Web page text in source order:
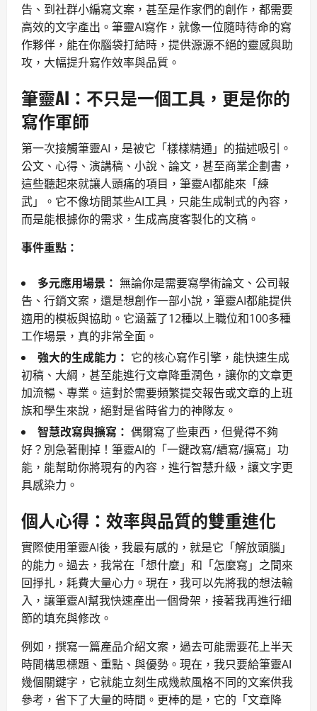
告、到社群小編寫文案，甚至是作家們的創作，都需要
高效的文字產出。筆靈AI寫作，就像一位隨時待命的寫
作夥伴，能在你腦袋打結時，提供源源不絕的靈感與助
攻，大幅提升寫作效率與品質。
筆靈AI：不只是一個工具，更是你的
寫作軍師
第一次接觸筆靈AI，是被它「樣樣精通」的描述吸引。
公文、心得、演講稿、小說、論文，甚至商業企劃書，
這些聽起來就讓人頭痛的項目，筆靈AI都能來「練
武」。它不像坊間某些AI工具，只能生成制式的內容，
而是能根據你的需求，生成高度客製化的文稿。
事件重點：
多元應用場景： 無論你是需要寫學術論文、公司報
告、行銷文案，還是想創作一部小說，筆靈AI都能提供
適用的模板與協助。它涵蓋了12種以上職位和100多種
工作場景，真的非常全面。
強大的生成能力： 它的核心寫作引擎，能快速生成
初稿、大綱，甚至能進行文章降重潤色，讓你的文章更
加流暢、專業。這對於需要頻繁提交報告或文章的上班
族和學生來說，絕對是省時省力的神隊友。
智慧改寫與擴寫： 偶爾寫了些東西，但覺得不夠
好？別急著刪掉！筆靈AI的「一鍵改寫/續寫/擴寫」功
能，能幫助你將現有的內容，進行智慧升級，讓文字更
具感染力。
個人心得：效率與品質的雙重進化
實際使用筆靈AI後，我最有感的，就是它「解放頭腦」
的能力。過去，我常在「想什麼」和「怎麼寫」之間來
回掙扎，耗費大量心力。現在，我可以先將我的想法輸
入，讓筆靈AI幫我快速產出一個骨架，接著我再進行細
節的填充與修改。
例如，撰寫一篇產品介紹文案，過去可能需要花上半天
時間構思標題、重點、與優勢。現在，我只要給筆靈AI
幾個關鍵字，它就能立刻生成幾款風格不同的文案供我
參考，省下了大量的時間。更棒的是，它的「文章降